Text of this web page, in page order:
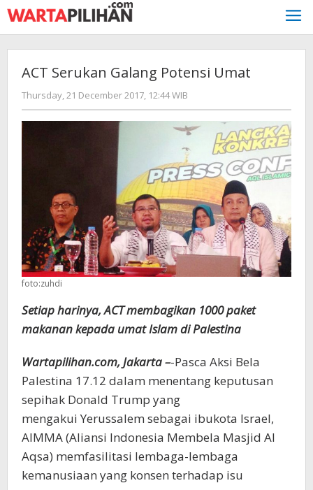
Skip
to
content
ACT Serukan Galang Potensi Umat
Thursday, 21 December 2017, 12:44 WIB
Adi
Prawiranegara
foto:zuhdi
Setiap harinya, ACT membagikan 1000 paket
makanan kepada umat Islam di Palestina
Wartapilihan.com, Jakarta –-Pasca Aksi Bela
Palestina 17.12 dalam menentang keputusan
sepihak Donald Trump yang
mengakui Yerussalem sebagai ibukota Israel,
AIMMA (Aliansi Indonesia Membela Masjid Al
Aqsa) memfasilitasi lembaga-lembaga
kemanusiaan yang konsen terhadap isu